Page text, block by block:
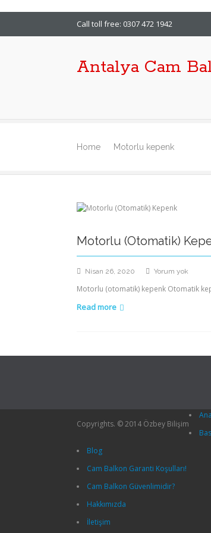
Call toll free: 0307 472 1942
Antalya Cam
Home Motorlu kepenk
Motorlu (Otomatik)
Nisan 26, 2020 Yorum yok
Motorlu (otomatik) kepenk Otomatik
Read more
Copyrights. © 2014 Özbey Bilişim
Blog
Cam Balkon Garanti Koşulları!
Cam Balkon Güvenlimidir?
Hakkımızda
İletişim